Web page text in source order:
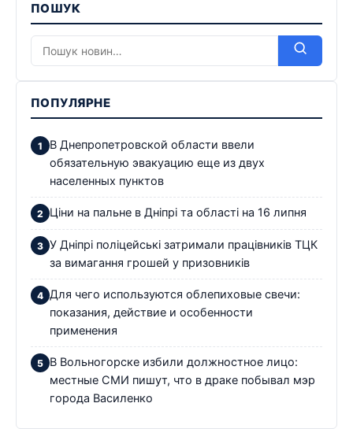
ПОШУК
ПОПУЛЯРНЕ
В Днепропетровской области ввели
обязательную эвакуацию еще из двух
населенных пунктов
Ціни на пальне в Дніпрі та області на 16 липня
У Дніпрі поліцейські затримали працівників ТЦК
за вимагання грошей у призовників
Для чего используются облепиховые свечи:
показания, действие и особенности
применения
В Вольногорске избили должностное лицо:
местные СМИ пишут, что в драке побывал мэр
города Василенко